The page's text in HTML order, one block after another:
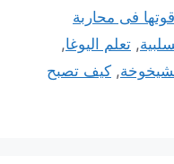
فى محاربة
, تعلم اليوغا,
, كيف تصبح